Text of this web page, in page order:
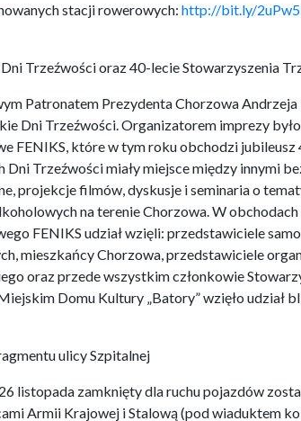
stacji rowerowych: http://bit.ly/
Trzeźwości oraz 40-lecie Stowarzyszenia
Patronatem Prezydenta Chorzowa
Dni Trzeźwości. Organizatorem imprezy
FENIKS, które w tym roku obchodzi jubileusz
Dni Trzeźwości miały miejsce między innymi
projekcje filmów, dyskusje i seminaria o
na terenie Chorzowa. W
FENIKS udział wzięli: przedstawiciele
mieszkańcy Chorzowa, przedstawiciele
oraz przede wszystkim członkowie
Domu Kultury „Batory” wzięło udział
ulicy Szpitalnej
listopada zamknięty dla ruchu pojazdów
Armii Krajowej i Stalową (pod wiaduktem